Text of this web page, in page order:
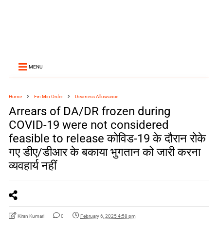
MENU
Home Fin Min Order Dearness Allowance
Arrears of DA/DR frozen during
COVID-19 were not considered
feasible to release कोविड-19 के दौरान रोके
गए डीए/डीआर के बकाया भुगतान को जारी करना
व्यवहार्य नहीं
Kiran Kumari 0 February 6, 2025 4:58 pm